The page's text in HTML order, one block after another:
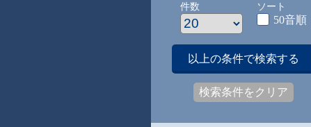
件数 ソート
50音順
以上の条件で検索する
検索条件をクリア